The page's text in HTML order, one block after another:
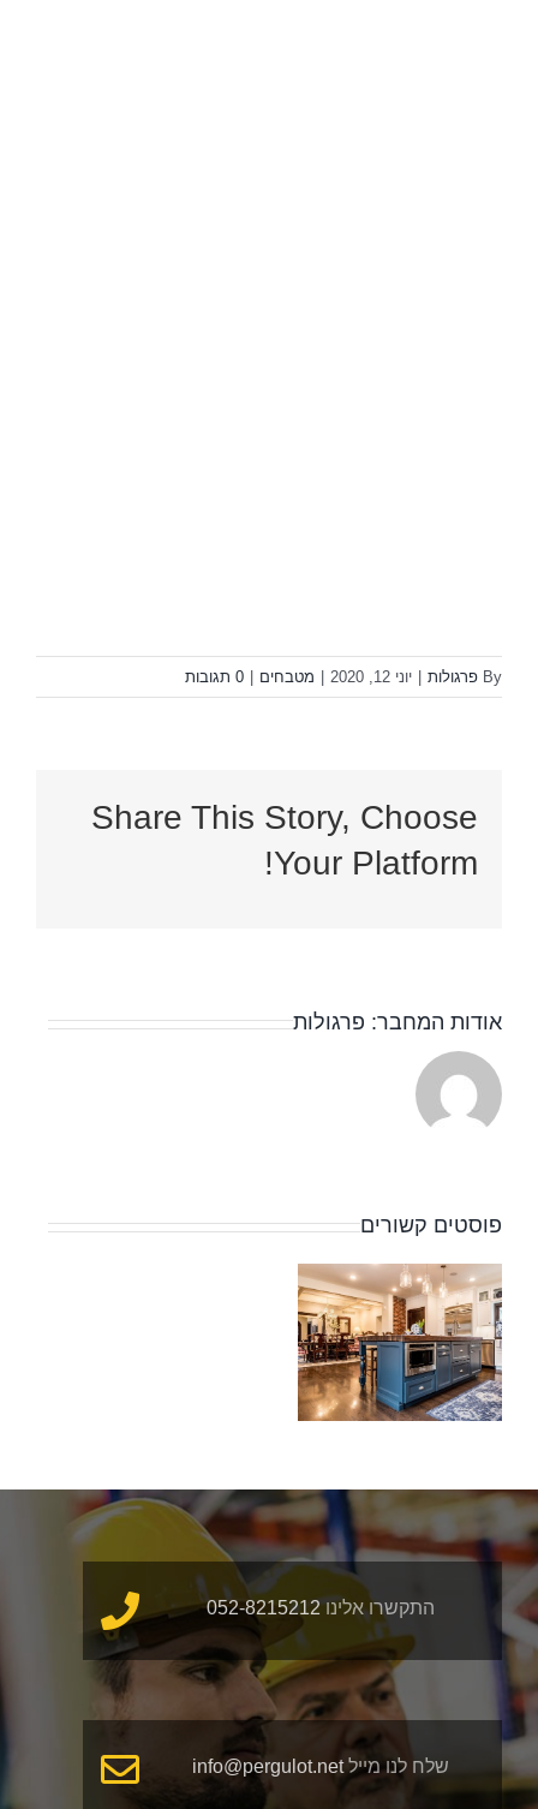
By פרגולות יוני 12, 2020 מטבחים 0 תגובות
Share This Story, Choose
Your Platform!
אודות המחבר: פרגולות
פוסטים קשורים
התקשרו אלינו052-8215212
שלח לנו מיילinfo@pergulot.net